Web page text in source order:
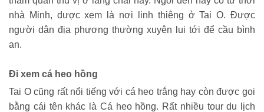
nhà Minh, dược xem là nơi linh thiêng ở Tai O. Được
người dân địa phương thường xuyên lui tới để cầu bình
an.
Đi xem cá heo hồng
Tai O cũng rất nổi tiếng với cá heo trắng hay còn được goi
bằng cái tên khác là Cá heo hồng. Rất nhiều tour du lịch